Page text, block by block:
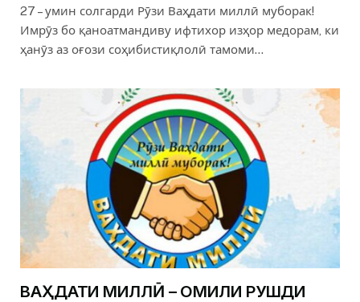
27 – умин солгарди Рӯзи Ваҳдати миллӣ муборак!
Имрӯз бо қаноатмандиву ифтихор изҳор медорам, ки
ҳанӯз аз оғози соҳибистиқлолӣ тамоми…
ВАҲДАТИ МИЛЛӢ – ОМИЛИ РУШДИ